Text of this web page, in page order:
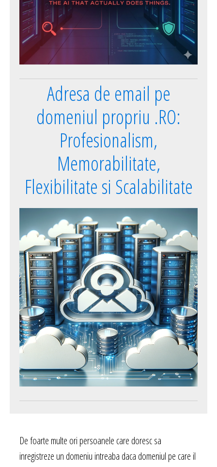
Adresa de email pe
domeniul propriu .RO:
Profesionalism,
Memorabilitate,
Flexibilitate si Scalabilitate
De foarte multe ori persoanele care doresc sa
inregistreze un domeniu intreaba daca domeniul pe care il